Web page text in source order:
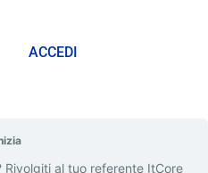
ACCEDI
al tuo referente ItCore